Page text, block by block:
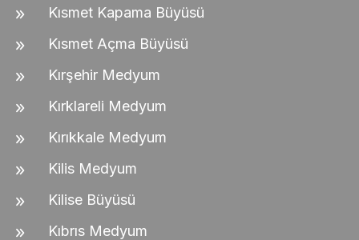
Kısmet Kapama Büyüsü
Kısmet Açma Büyüsü
Kırşehir Medyum
Kırklareli Medyum
Kırıkkale Medyum
Kilis Medyum
Kilise Büyüsü
Kıbrıs Medyum